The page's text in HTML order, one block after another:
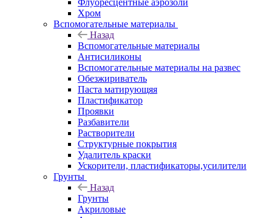
Флуоресцентные аэрозоли
Хром
Вспомогательные материалы
Назад
Вспомогательные материалы
Антисиликоны
Вспомогательные материалы на развес
Обезжириватель
Паста матирующяя
Пластификатор
Проявки
Разбавители
Растворители
Структурные покрытия
Удалитель краски
Ускорители, пластификаторы,усилители
Грунты
Назад
Грунты
Акриловые